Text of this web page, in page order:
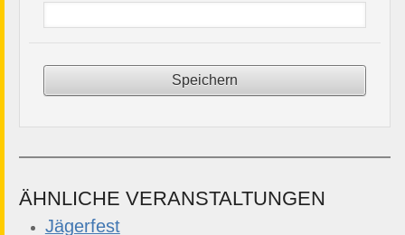
ÄHNLICHE VERANSTALTUNGEN
Jägerfest